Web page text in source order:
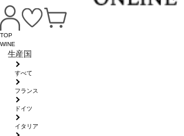
TOP
WINE
生産国
すべて
フランス
ドイツ
イタリア